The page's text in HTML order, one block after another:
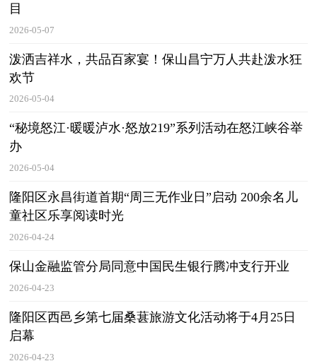
目
2026-05-07
泼洒吉祥水，共品百家宴！保山昌宁万人共赴泼水狂
欢节
2026-05-04
“秘境怒江·暖暖泸水·怒放219”系列活动在怒江峡谷举
办
2026-05-04
隆阳区永昌街道首期“周三无作业日”启动 200余名儿
童社区乐享阅读时光
2026-04-24
保山金融监管分局同意中国民生银行腾冲支行开业
2026-04-23
隆阳区西邑乡第七届桑葚旅游文化活动将于4月25日
启幕
2026-04-23